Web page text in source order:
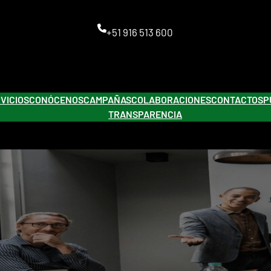
+51 916 513 600
CONÓCENOSCAMPAÑASCOLABORACIONESCONTACTOS
TRANSPARENCIA